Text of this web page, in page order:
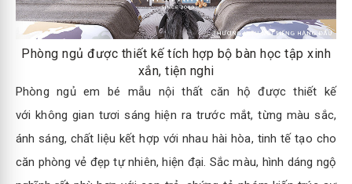
Phòng ngủ được thiết kế tích hợp bộ bàn học tập xinh
xắn, tiện nghi
Phòng ngủ em bé mẫu nội thất căn hộ được thiết kế
với không gian tươi sáng hiện ra trước mắt, từng màu sắc,
ánh sáng, chất liệu kết hợp với nhau hài hòa, tinh tế tạo cho
căn phòng vẻ đẹp tự nhiên, hiện đại. Sắc màu, hình dáng ngộ